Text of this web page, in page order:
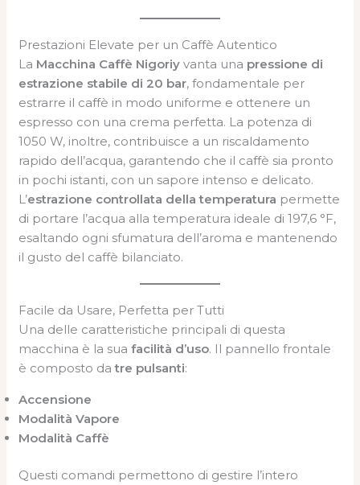
Prestazioni Elevate per un Caffè Autentico
La Macchina Caffè Nigoriy vanta una pressione di
estrazione stabile di 20 bar, fondamentale per
estrarre il caffè in modo uniforme e ottenere un
espresso con una crema perfetta. La potenza di
1050 W, inoltre, contribuisce a un riscaldamento
rapido dell’acqua, garantendo che il caffè sia pronto
in pochi istanti, con un sapore intenso e delicato.
L’estrazione controllata della temperatura permette
di portare l’acqua alla temperatura ideale di 197,6 °F,
esaltando ogni sfumatura dell’aroma e mantenendo
il gusto del caffè bilanciato.
Facile da Usare, Perfetta per Tutti
Una delle caratteristiche principali di questa
macchina è la suafacilità d’uso. Il pannello frontale
è composto datre pulsanti:
Accensione
Modalità Vapore
Modalità Caffè
Questi comandi permettono di gestire l’intero